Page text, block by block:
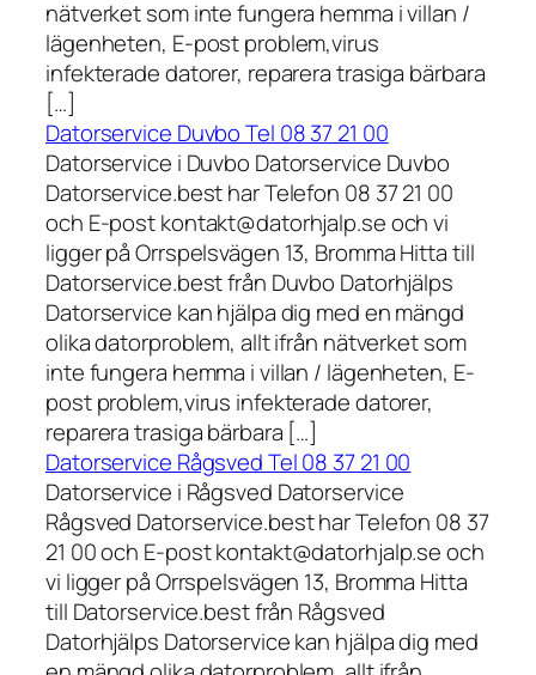
nätverket som inte fungera hemma i villan /
lägenheten, E-post problem,virus
infekterade datorer, reparera trasiga bärbara
[…]
Datorservice Duvbo Tel 08 37 21 00
Datorservice i Duvbo Datorservice Duvbo
Datorservice.best har Telefon 08 37 21 00
och E-post kontakt@datorhjalp.se och vi
ligger på Orrspelsvägen 13, Bromma Hitta till
Datorservice.best från Duvbo Datorhjälps
Datorservice kan hjälpa dig med en mängd
olika datorproblem, allt ifrån nätverket som
inte fungera hemma i villan / lägenheten, E-
post problem,virus infekterade datorer,
reparera trasiga bärbara […]
Datorservice Rågsved Tel 08 37 21 00
Datorservice i Rågsved Datorservice
Rågsved Datorservice.best har Telefon 08 37
21 00 och E-post kontakt@datorhjalp.se och
vi ligger på Orrspelsvägen 13, Bromma Hitta
till Datorservice.best från Rågsved
Datorhjälps Datorservice kan hjälpa dig med